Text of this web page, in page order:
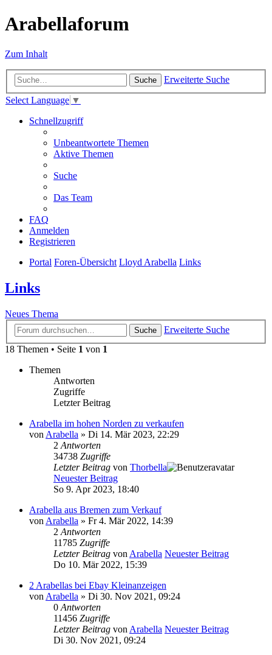
Arabellaforum
Zum Inhalt
Suche
Erweiterte Suche
Select Language ▼
Schnellzugriff
Unbeantwortete Themen
Aktive Themen
Suche
Das Team
FAQ
Anmelden
Registrieren
Portal Foren-Übersicht Lloyd Arabella Links
Links
Neues Thema
Suche
Erweiterte Suche
18 Themen • Seite 1 von 1
Themen
Antworten
Zugriffe
Letzter Beitrag
Arabella im hohen Norden zu verkaufen
von Arabella » Di 14. Mär 2023, 22:29
2 Antworten
34738 Zugriffe
Letzter Beitrag von Thorbella
Neuester Beitrag
So 9. Apr 2023, 18:40
Arabella aus Bremen zum Verkauf
von Arabella » Fr 4. Mär 2022, 14:39
2 Antworten
11785 Zugriffe
Letzter Beitrag von Arabella Neuester Beitrag
Do 10. Mär 2022, 15:39
2 Arabellas bei Ebay Kleinanzeigen
von Arabella » Di 30. Nov 2021, 09:24
0 Antworten
11456 Zugriffe
Letzter Beitrag von Arabella Neuester Beitrag
Di 30. Nov 2021, 09:24